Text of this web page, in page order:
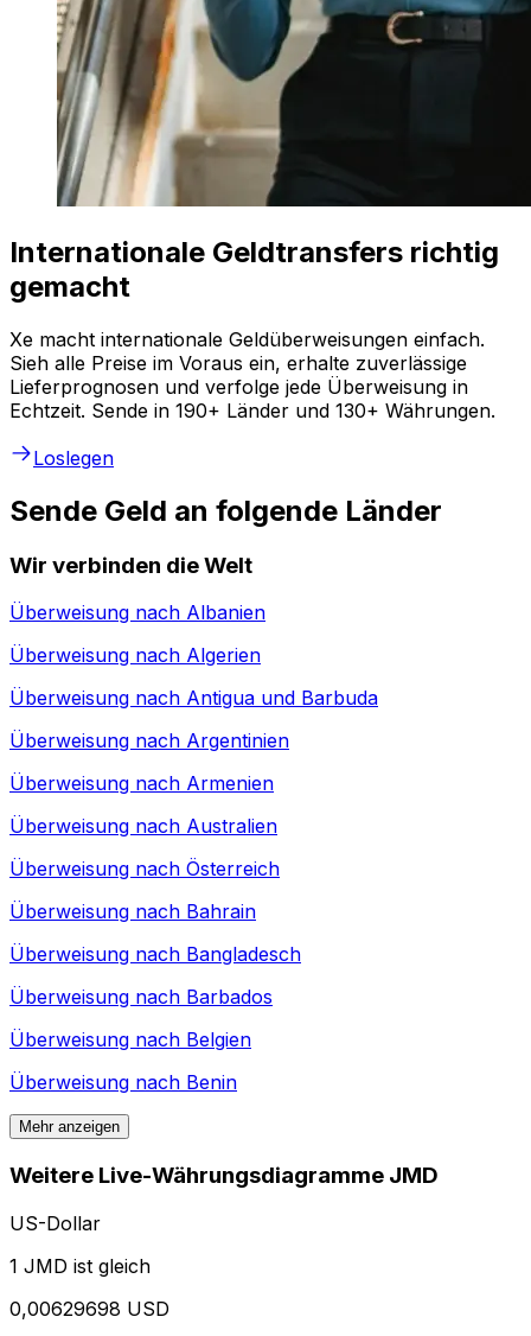
Internationale Geldtransfers richtig
gemacht
Xe macht internationale Geldüberweisungen einfach.
Sieh alle Preise im Voraus ein, erhalte zuverlässige
Lieferprognosen und verfolge jede Überweisung in
Echtzeit. Sende in 190+ Länder und 130+ Währungen.
Loslegen
Sende Geld an folgende Länder
Wir verbinden die Welt
Überweisung nach Albanien
Überweisung nach Algerien
Überweisung nach Antigua und Barbuda
Überweisung nach Argentinien
Überweisung nach Armenien
Überweisung nach Australien
Überweisung nach Österreich
Überweisung nach Bahrain
Überweisung nach Bangladesch
Überweisung nach Barbados
Überweisung nach Belgien
Überweisung nach Benin
Mehr anzeigen
Weitere Live-Währungsdiagramme JMD
US-Dollar
1 JMD ist gleich
0,00629698 USD